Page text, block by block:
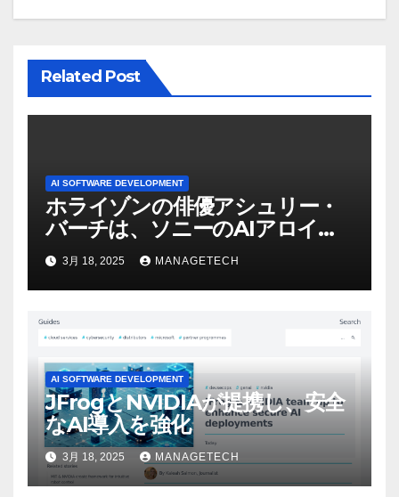
Related Post
AI SOFTWARE DEVELOPMENT
ホライゾンの俳優アシュリー・
バーチは、ソニーのAIアロイの
ビデオを見て「ゲームパフォー
マンスという芸術形式に不安を
感じた」と語る – IGN
3月 18, 2025 MANAGETECH
AI SOFTWARE DEVELOPMENT
JFrogとNVIDIAが提携し、安全
なAI導入を強化
3月 18, 2025 MANAGETECH